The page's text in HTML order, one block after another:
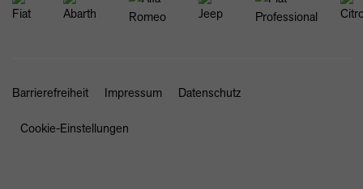
Barrierefreiheit Impressum Datenschutz
Cookie-Einstellungen